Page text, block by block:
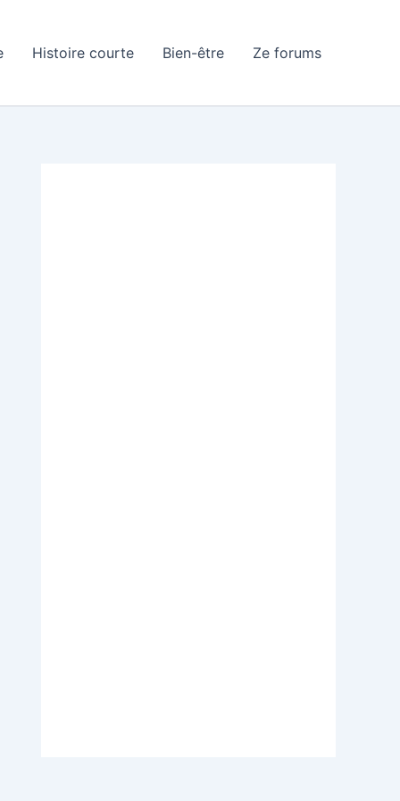
Histoire courte Bien-être Ze forums